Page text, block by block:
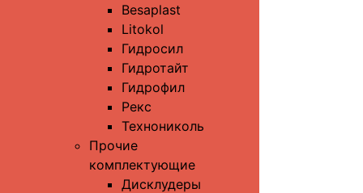
Besaplast
Litokol
Гидросил
Гидротайт
Гидрофил
Рекс
Технониколь
Прочие
комплектующие
Дисклудеры